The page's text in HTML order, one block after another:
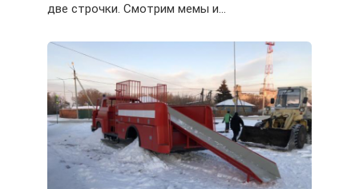
две строчки. Смотрим мемы и…